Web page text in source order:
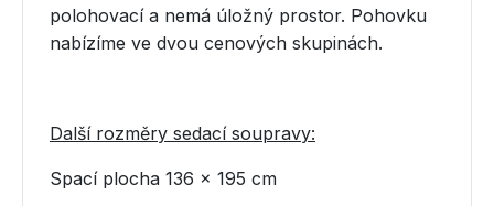
polohovací a nemá úložný prostor. Pohovku
nabízíme ve dvou cenových skupinách.
Další rozměry sedací soupravy:
Spací plocha 136 x 195 cm